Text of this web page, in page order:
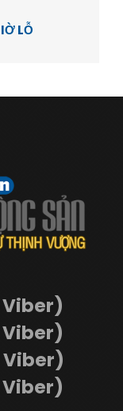
LỖ
Viber)
Viber)
Viber)
Viber)